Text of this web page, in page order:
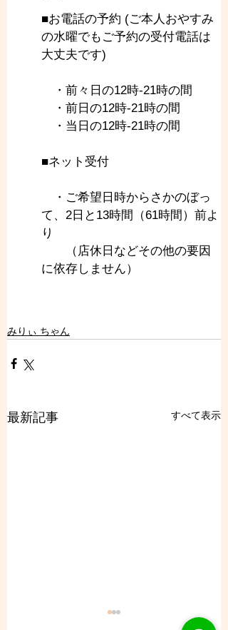
■お電話の予約 (ご本人おやすみ
の水曜でもご予約の受付電話は
大丈夫です)
・前々日の12時-21時の間
・前日の12時-21時の間
・当日の12時-21時の間
■ネット受付
・ご希望日時からさかのぼっ
て、2日と13時間（61時間）前よ
り
（店休日などその他の要因
に依存しません）
みりぃ ちゃん
最新記事 すべて表示